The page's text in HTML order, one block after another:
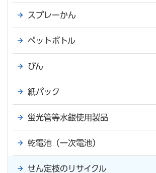
スプレーかん
ペットボトル
びん
紙パック
蛍光管等水銀使用製品
乾電池（一次電池）
せん定枝のリサイクル